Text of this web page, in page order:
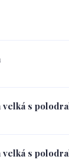
velká s
velká s